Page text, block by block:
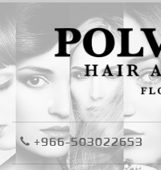
+966-503022653